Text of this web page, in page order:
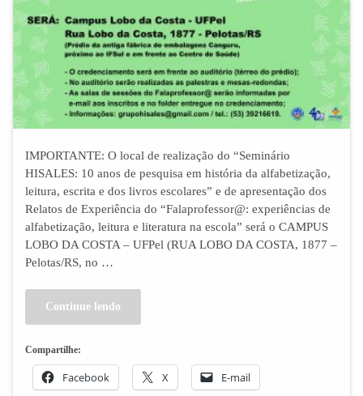
IMPORTANTE: O local de realização do “Seminário
HISALES: 10 anos de pesquisa em história da alfabetização,
leitura, escrita e dos livros escolares” e de apresentação dos
Relatos de Experiência do “Falaprofessor@: experiências de
alfabetização, leitura e literatura na escola” será o CAMPUS
LOBO DA COSTA – UFPel (RUA LOBO DA COSTA, 1877 –
Pelotas/RS, no …
Continue lendo
Compartilhe:
Facebook X E-mail